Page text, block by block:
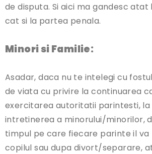
de disputa. Si aici ma gandesc
cat si la partea penala.
Minori si Familie:
Asadar, daca nu te intelegi cu
de viata cu privire la continuarea
exercitarea autoritatii parintesti, la
intretinerea a minorului/minorilor,
timpul pe care fiecare parinte il
copilul sau dupa divort/separare,